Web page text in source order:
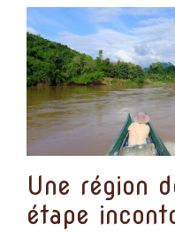
Une région
étape